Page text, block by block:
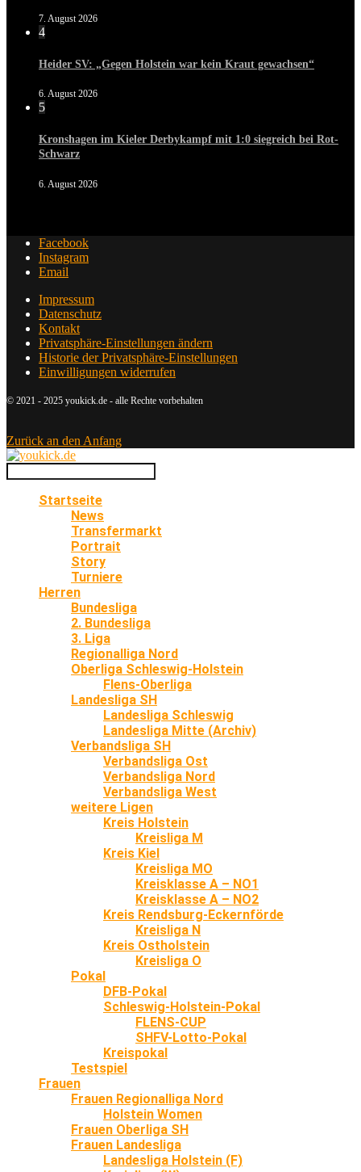
7. August 2026
4
Heider SV: „Gegen Holstein war kein Kraut gewachsen“
6. August 2026
5
Kronshagen im Kieler Derbykampf mit 1:0 siegreich bei Rot-
Schwarz
6. August 2026
Facebook
Instagram
Email
Impressum
Datenschutz
Kontakt
Privatsphäre-Einstellungen ändern
Historie der Privatsphäre-Einstellungen
Einwilligungen widerrufen
© 2021 - 2025 youkick.de - alle Rechte vorbehalten
Zurück an den Anfang
Startseite
News
Transfermarkt
Portrait
Story
Turniere
Herren
Bundesliga
2. Bundesliga
3. Liga
Regionalliga Nord
Oberliga Schleswig-Holstein
Flens-Oberliga
Landesliga SH
Landesliga Schleswig
Landesliga Mitte (Archiv)
Verbandsliga SH
Verbandsliga Ost
Verbandsliga Nord
Verbandsliga West
weitere Ligen
Kreis Holstein
Kreisliga M
Kreis Kiel
Kreisliga MO
Kreisklasse A – NO1
Kreisklasse A – NO2
Kreis Rendsburg-Eckernförde
Kreisliga N
Kreis Ostholstein
Kreisliga O
Pokal
DFB-Pokal
Schleswig-Holstein-Pokal
FLENS-CUP
SHFV-Lotto-Pokal
Kreispokal
Testspiel
Frauen
Frauen Regionalliga Nord
Holstein Women
Frauen Oberliga SH
Frauen Landesliga
Landesliga Holstein (F)